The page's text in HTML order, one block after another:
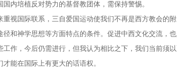
国内培植反对势力的基督教团体，需保持警惕。
重视国际联系，三自爱国运动使我们不再是西方教会的
径和神学思想等方面特点的条件。促进中西文化交流，
工作，今后仍需进行，但我认为相比之下，我们当前须
才能在国际上有更大的话语权。